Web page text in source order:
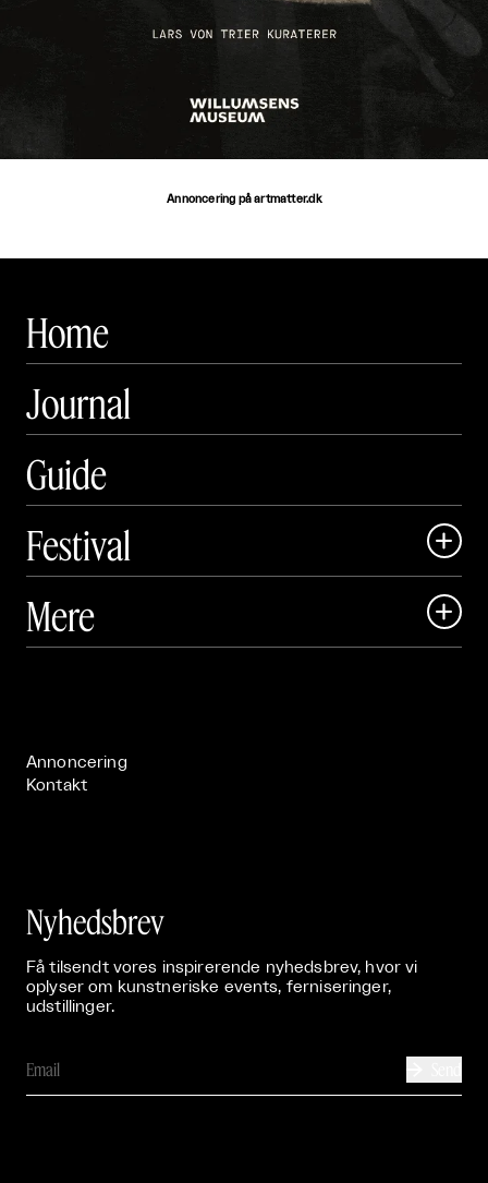
Annoncering på artmatter.dk
Home
Journal
Guide
Festival

 Art Matter Festival
Mere 
Annoncering
Kontakt
Nyhedsbrev
Få tilsendt vores inspirerende nyhedsbrev, hvor vi
oplyser om kunstneriske events, ferniseringer,
udstillinger.